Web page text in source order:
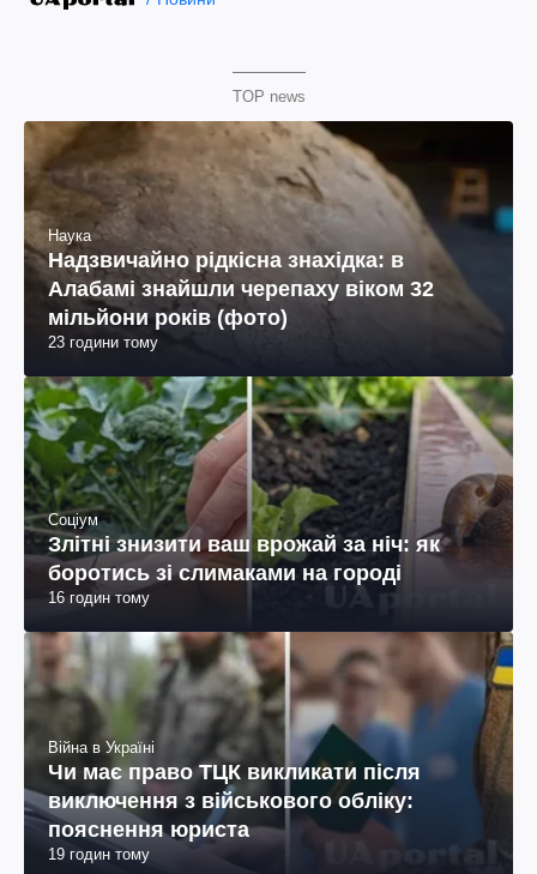
TOP news
Наука
Надзвичайно рідкісна знахідка: в
Алабамі знайшли черепаху віком 32
мільйони років (фото)
23 години тому
Соціум
Злітні знизити ваш врожай за ніч: як
боротись зі слимаками на городі
16 годин тому
Війна в Україні
Чи має право ТЦК викликати після
виключення з військового обліку:
пояснення юриста
19 годин тому